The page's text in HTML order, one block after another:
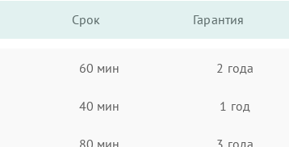
Срок Гарантия
60 мин 2 года
40 мин 1 год
80 мин 3 года